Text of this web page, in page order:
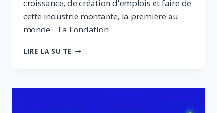
croissance, de création d'emplois et faire de
cette industrie montante, la première au
monde. La Fondation…
LIRE LA SUITELE
UNE